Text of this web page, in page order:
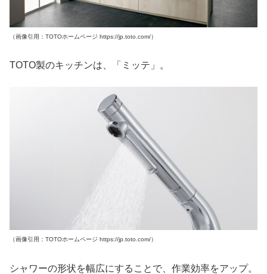
（画像引用：TOTOホームページ https://jp.toto.com/）
TOTO製のキッチンは、「ミッテ」。
（画像引用：TOTOホームページ https://jp.toto.com/）
シャワーの形状を幅広にすることで、作業効率をアップ。